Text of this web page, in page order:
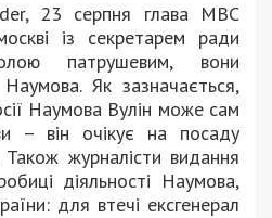
23 серпня глава МВС
із секретарем ради
патрушевим, вони
Як зазначається,
Наумова Вулін може сам
– він очікує на посаду
Також журналісти видання
діяльності Наумова,
для втечі ексгенерал